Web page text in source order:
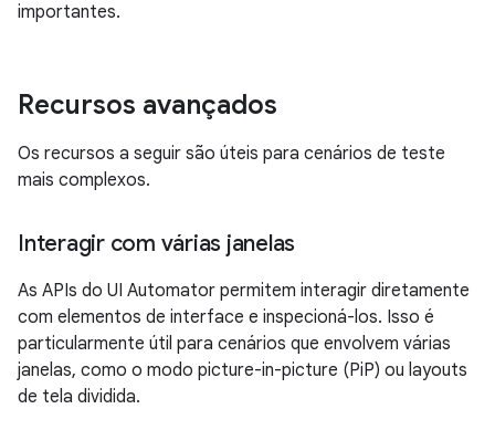
importantes.
Recursos avançados
Os recursos a seguir são úteis para cenários de teste
mais complexos.
Interagir com várias janelas
As APIs do UI Automator permitem interagir diretamente
com elementos de interface e inspecioná-los. Isso é
particularmente útil para cenários que envolvem várias
janelas, como o modo picture-in-picture (PiP) ou layouts
de tela dividida.